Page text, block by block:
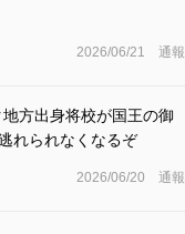
2026/06/21 通報
方出身将校が国王の御
れられなくなるぞ
2026/06/20 通報